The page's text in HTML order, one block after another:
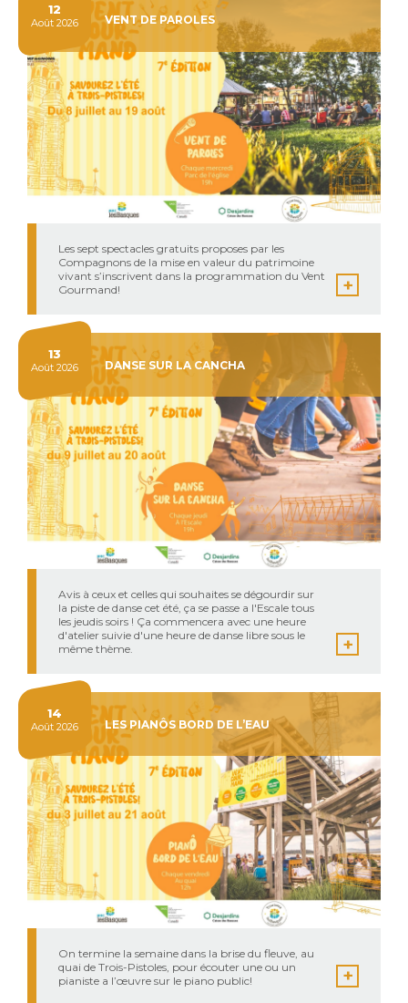
VENT DE PAROLES
12
Août 2026
Les sept spectacles gratuits proposes par les
Compagnons de la mise en valeur du patrimoine
vivant s’inscrivent dans la programmation du Vent
Gourmand!
DANSE SUR LA CANCHA
13
Août 2026
Avis à ceux et celles qui souhaites se dégourdir sur
la piste de danse cet été, ça se passe a l'Escale tous
les jeudis soirs ! Ça commencera avec une heure
d'atelier suivie d'une heure de danse libre sous le
même thème.
LES PIANÔS BORD DE L’EAU
14
Août 2026
On termine la semaine dans la brise du fleuve, au
quai de Trois-Pistoles, pour écouter une ou un
pianiste a l’œuvre sur le piano public!